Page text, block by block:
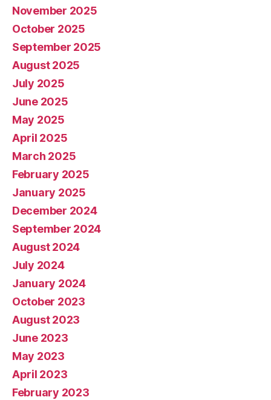
November 2025
October 2025
September 2025
August 2025
July 2025
June 2025
May 2025
April 2025
March 2025
February 2025
January 2025
December 2024
September 2024
August 2024
July 2024
January 2024
October 2023
August 2023
June 2023
May 2023
April 2023
February 2023